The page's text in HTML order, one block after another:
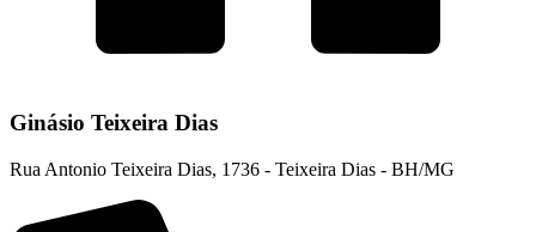
Ginásio Teixeira Dias
Rua Antonio Teixeira Dias, 1736 - Teixeira Dias - BH/MG